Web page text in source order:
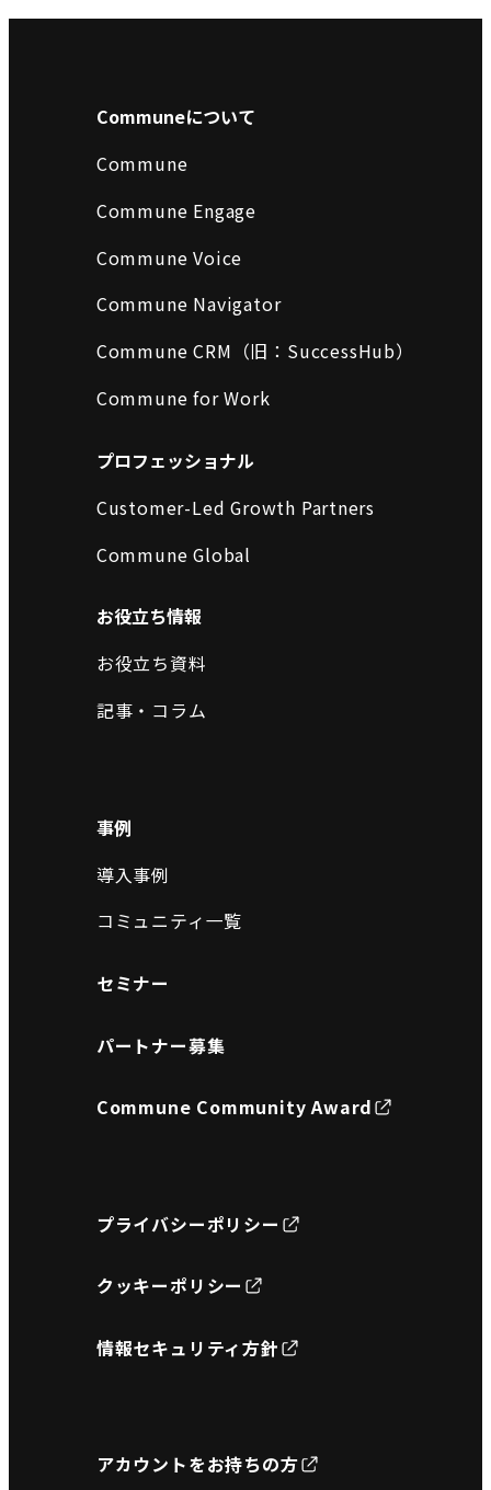
Communeについて
Commune
Commune Engage
Commune Voice
Commune Navigator
Commune CRM（旧：SuccessHub）
Commune for Work
プロフェッショナル
Customer-Led Growth Partners
Commune Global
お役立ち情報
お役立ち資料
記事・コラム
事例
導入事例
コミュニティ一覧
セミナー
パートナー募集
Commune Community Award
プライバシーポリシー
クッキーポリシー
情報セキュリティ方針
アカウントをお持ちの方